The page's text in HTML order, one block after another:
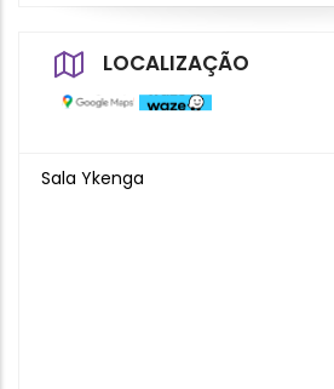
LOCALIZAÇÃO
Sala Ykenga